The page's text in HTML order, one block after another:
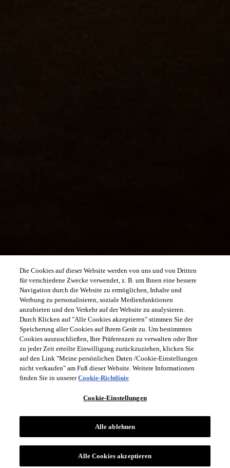
Die Cookies auf dieser Website werden von uns und von Dritten
für verschiedene Zwecke verwendet, z. B. um Ihnen eine bessere
Navigation durch die Website zu ermöglichen, Inhalte und
Werbung zu personalisieren, soziale Medienfunktionen
anzubieten und den Verkehr auf der Website zu analysieren.
Durch Klicken auf "Alle Cookies akzeptieren" stimmen Sie der
Speicherung aller Cookies auf Ihrem Gerät zu. Um bestimmten
Cookies auszuschließen, Ihre Präferenzen zu verwalten oder Ihre
zu jeder Zeit erteilte Einwilligung zurückzuziehen, klicken Sie
auf den Link "Meine persönlichen Daten /Cookie-Einstellungen
nicht verkaufen" am Fuß dieser Website. Weitere Informationen
finden Sie in unsererCookie-Richtlinie
Cookie-Einstellungen
Alle ablehnen
Alle Cookies akzeptieren